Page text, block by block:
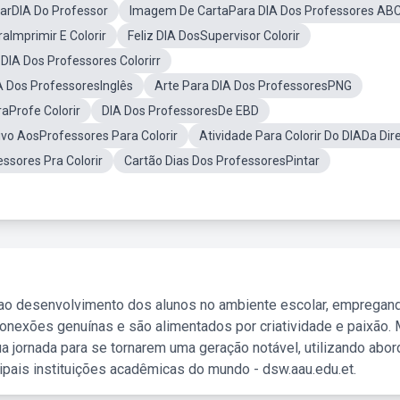
Do Professor
Imagem De CartaPara DIA Dos Professores
E Colorir
Feliz DIA DosSupervisor Colorir
Dos Professores Colorirr
Dos ProfessoresInglês
Arte Para DIA Dos ProfessoresPNG
Colorir
DIA Dos ProfessoresDe EBD
AosProfessores Para Colorir
Atividade Para Colorir Do DIADa
Pra Colorir
Cartão Dias Dos ProfessoresPintar
desenvolvimento dos alunos no ambiente escolar,
genuínas e são alimentados por criatividade e paixão.
para se tornarem uma geração notável, utilizando
instituições acadêmicas do mundo - dsw.aau.edu.et.